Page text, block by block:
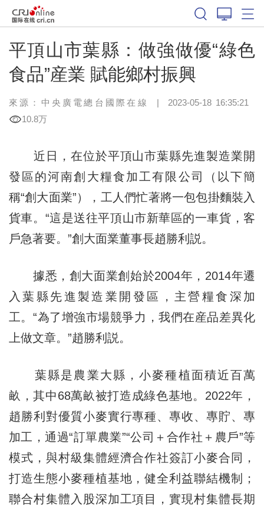
平頂山市葉縣：做強做優“綠色
食品”産業 賦能鄉村振興
來源：中央廣電總台國際在線 | 2023-05-18 16:35:21
10.8万
近日，在位於平頂山市葉縣先進製造業開
發區的河南創大糧食加工有限公司（以下簡
稱“創大面業”），工人們忙著將一包包掛麵裝入
貨車。“這是送往平頂山市新華區的一車貨，客
戶急著要。”創大面業董事長趙勝利説。
據悉，創大面業創始於2004年，2014年遷
入葉縣先進製造業開發區，主營糧食深加
工。“為了增強市場競爭力，我們在産品差異化
上做文章。”趙勝利説。
葉縣是農業大縣，小麥種植面積近百萬
畝，其中68萬畝被打造成綠色基地。2022年，
趙勝利對優質小麥實行專種、專收、專貯、專
加工，通過“訂單農業”“公司＋合作社＋農戶”等
模式，與村級集體經濟合作社簽訂小麥合同，
打造生態小麥種植基地，健全利益聯結機制；
聯合村集體入股深加工項目，實現村集體長期